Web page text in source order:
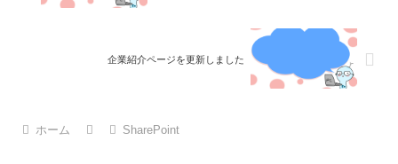
企業紹介ページを更新しました
ホーム SharePoint